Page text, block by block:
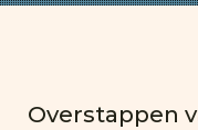
Overstappen